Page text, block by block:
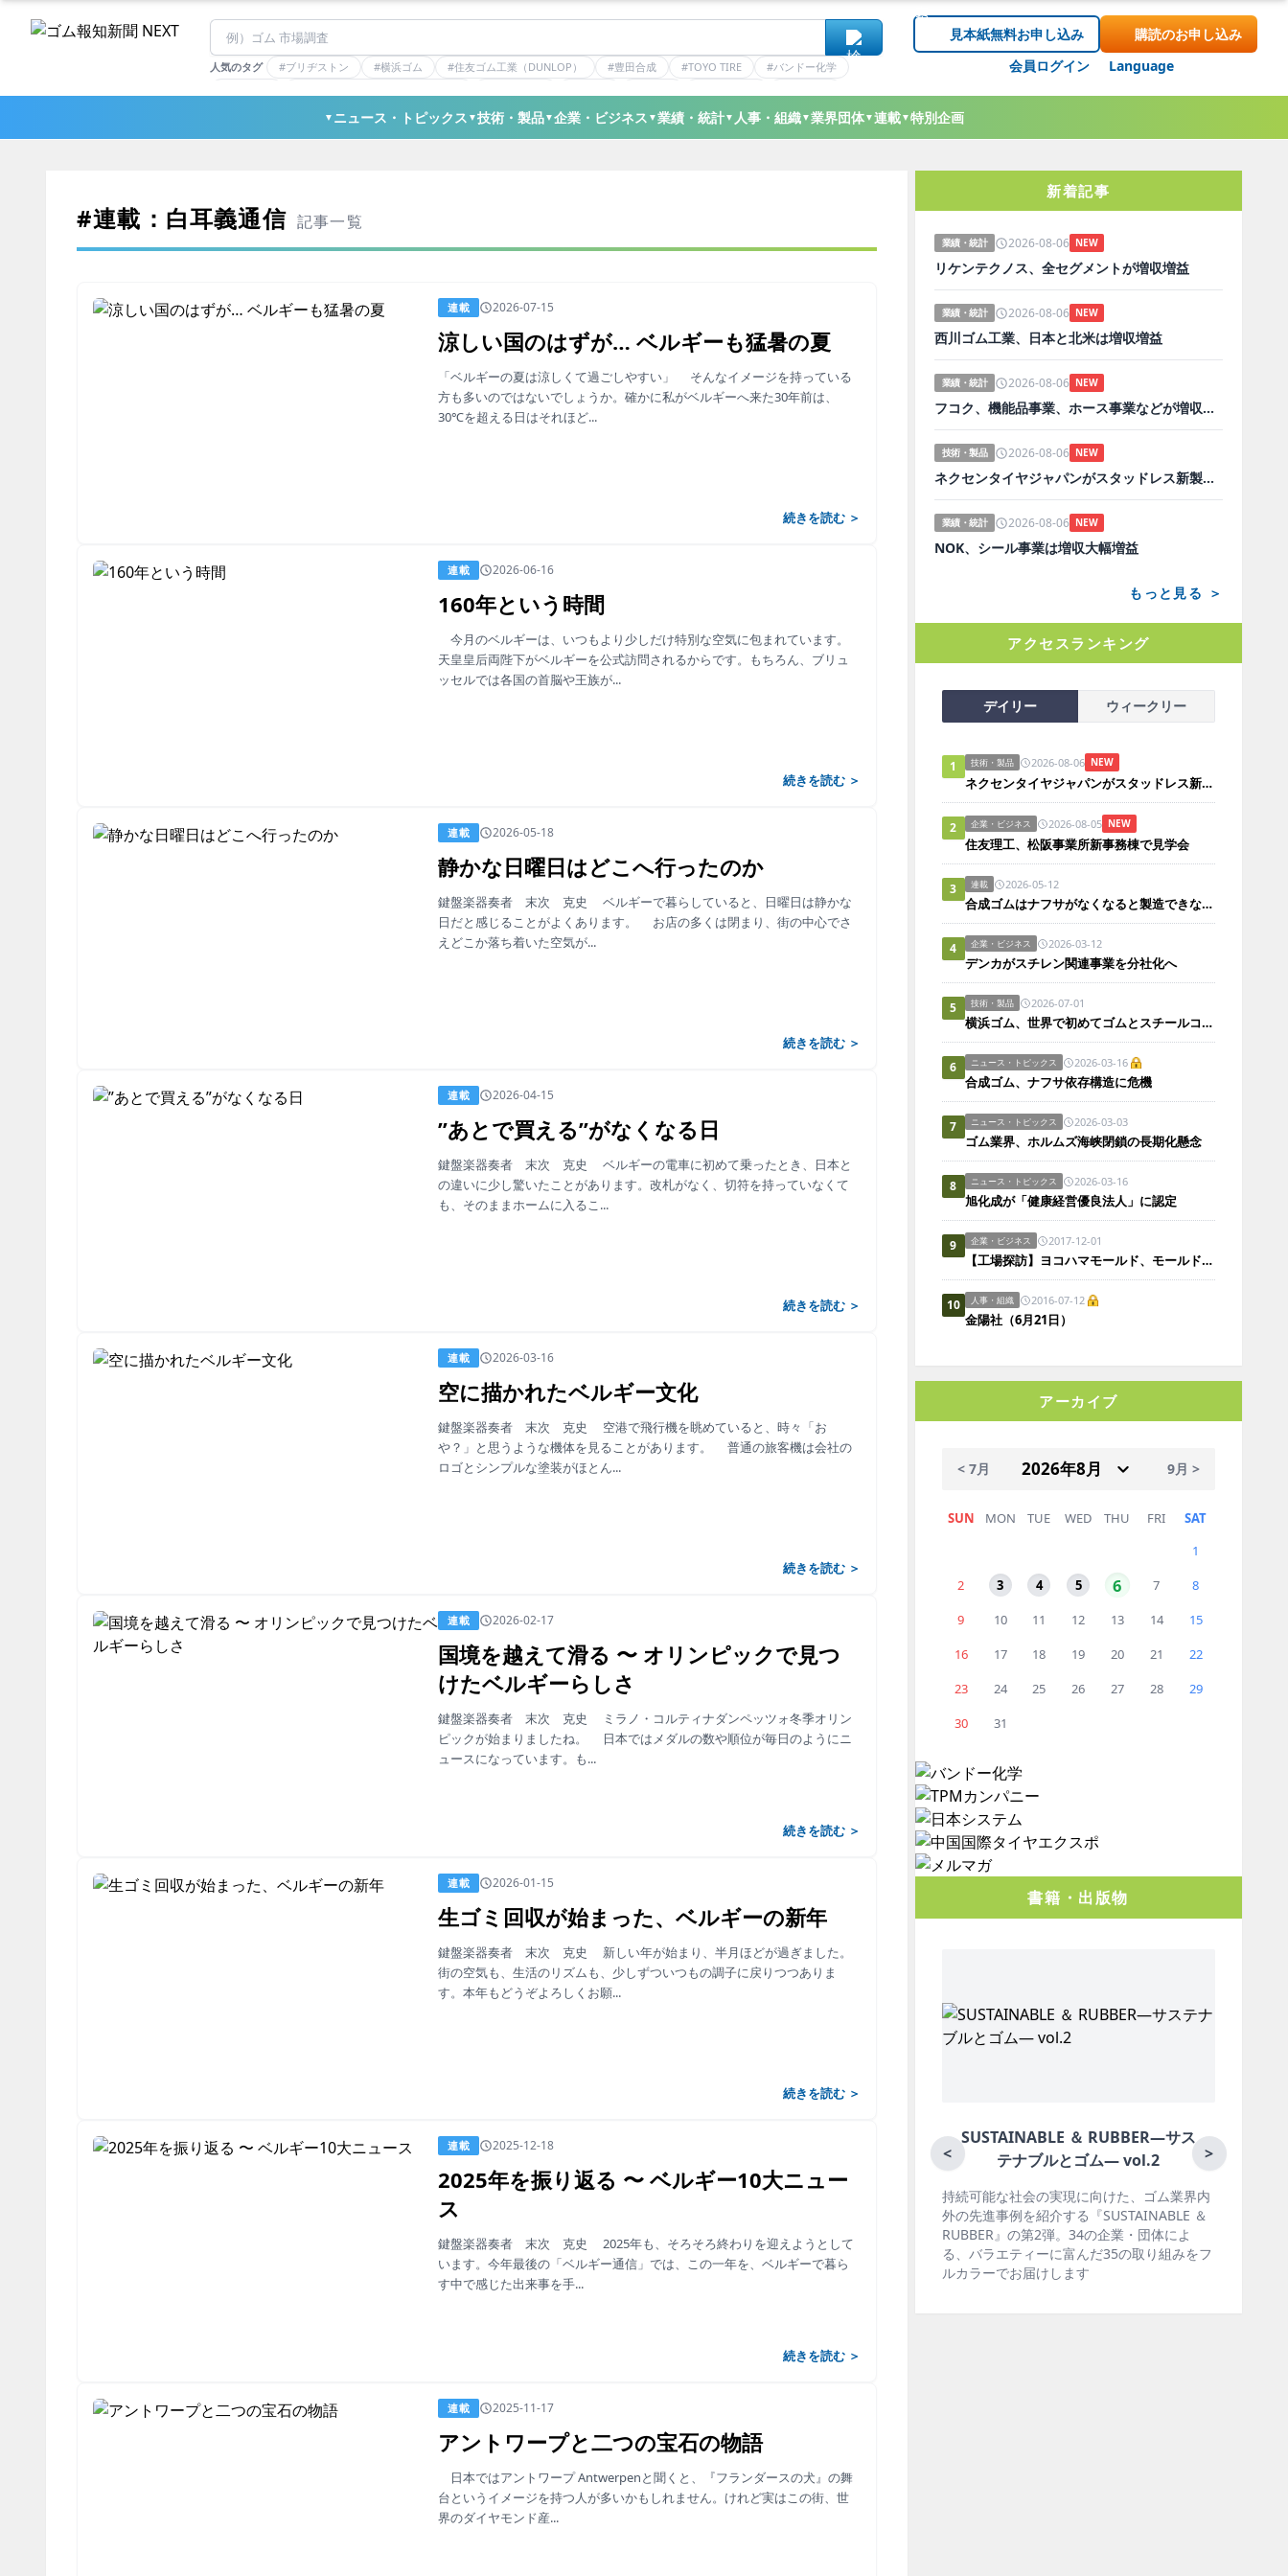
人気のタグ #ブリヂストン #横浜ゴム #住友ゴム工業（DUNLOP） #豊田合成 #TOYO TIRE
#バンドー化学
#東ソー
見本紙無料お申し込み
購読のお申し込み
会員ログイン
Language
▼ ニュース・トピックス ▼技術・製品▼企業・ビジネス ▼業績・統計▼ 人事・組織▼業界団体▼連載▼特別企画
#連載：白耳義通信 記事一覧
連載 2026-07-15
涼しい国のはずが… ベルギーも猛暑の夏
「ベルギーの夏は涼しくて過ごしやすい」 そんなイメージを持っている
方も多いのではないでしょうか。確かに私がベルギーへ来た30年前は、
30℃を超える日はそれほど...
続きを読む ＞
連載 2026-06-16
160年という時間
今月のベルギーは、いつもより少しだけ特別な空気に包まれています。
天皇皇后両陛下がベルギーを公式訪問されるからです。もちろん、ブリュ
ッセルでは各国の首脳や王族が...
続きを読む ＞
連載 2026-05-18
静かな日曜日はどこへ行ったのか
鍵盤楽器奏者 末次 克史 ベルギーで暮らしていると、日曜日は静かな
日だと感じることがよくあります。 お店の多くは閉まり、街の中心でさ
えどこか落ち着いた空気が...
続きを読む ＞
連載 2026-04-15
”あとで買える”がなくなる日
鍵盤楽器奏者 末次 克史 ベルギーの電車に初めて乗ったとき、日本と
の違いに少し驚いたことがあります。改札がなく、切符を持っていなくて
も、そのままホームに入るこ...
続きを読む ＞
連載 2026-03-16
空に描かれたベルギー文化
鍵盤楽器奏者 末次 克史 空港で飛行機を眺めていると、時々「お
や？」と思うような機体を見ることがあります。 普通の旅客機は会社の
ロゴとシンプルな塗装がほとん...
続きを読む ＞
連載 2026-02-17
国境を越えて滑る 〜 オリンピックで見つ
けたベルギーらしさ
鍵盤楽器奏者 末次 克史 ミラノ・コルティナダンペッツォ冬季オリン
ピックが始まりましたね。 日本ではメダルの数や順位が毎日のようにニ
ュースになっています。も...
続きを読む ＞
連載 2026-01-15
生ゴミ回収が始まった、ベルギーの新年
鍵盤楽器奏者 末次 克史 新しい年が始まり、半月ほどが過ぎました。
街の空気も、生活のリズムも、少しずついつもの調子に戻りつつありま
す。本年もどうぞよろしくお願...
続きを読む ＞
連載 2025-12-18
2025年を振り返る 〜 ベルギー10大ニュー
ス
鍵盤楽器奏者 末次 克史 2025年も、そろそろ終わりを迎えようとして
います。今年最後の「ベルギー通信」では、この一年を、ベルギーで暮ら
す中で感じた出来事を手...
続きを読む ＞
連載 2025-11-17
アントワープと二つの宝石の物語
日本ではアントワープ Antwerpenと聞くと、『フランダースの犬』の舞
台というイメージを持つ人が多いかもしれません。けれど実はこの街、世
界のダイヤモンド産...
新着記事
業績・統計 2026-08-06 NEW
リケンテクノス、全セグメントが増収増益
業績・統計 2026-08-06 NEW
西川ゴム工業、日本と北米は増収増益
業績・統計 2026-08-06 NEW
フコク、機能品事業、ホース事業などが増収増益
技術・製品 2026-08-06 NEW
ネクセンタイヤジャパンがスタッドレス新製品、日本市場にらみ開発
業績・統計 2026-08-06 NEW
NOK、シール事業は増収大幅増益
もっと見る ＞
アクセスランキング
デイリー ウィークリー
1 技術・製品 2026-08-06 NEW
ネクセンタイヤジャパンがスタッドレス新製品、日本市場にらみ開発
2 企業・ビジネス 2026-08-05 NEW
住友理工、松阪事業所新事務棟で見学会
3 連載 2026-05-12
合成ゴムはナフサがなくなると製造できないのか？
4 企業・ビジネス 2026-03-12
デンカがスチレン関連事業を分社化へ
5 技術・製品 2026-07-01
横浜ゴム、世界で初めてゴムとスチールコードの接着・劣化抑制メカニズムをナノレベルで解明
6 ニュース・トピックス 2026-03-16
合成ゴム、ナフサ依存構造に危機
7 ニュース・トピックス 2026-03-03
ゴム業界、ホルムズ海峡閉鎖の長期化懸念
8 ニュース・トピックス 2026-03-16
旭化成が「健康経営優良法人」に認定
9 企業・ビジネス 2017-12-01
【工場探訪】ヨコハマモールド、モールドの設計・製造・販売・調達など担う
10 人事・組織 2016-07-12
金陽社（6月21日）
アーカイブ
< 7月 9月 >
SUN MON TUE WED THU FRI
SAT
1
2
3 4 5 6 7
8
9
10 11 12 13 14
15
16
17 18 19 20 21
22
23
24 25 26 27 28
29
30
31
書籍・出版物
< >
持続可能な社会の実現に向けた、ゴム業界内
RUBBER』の第2弾。34の企業・団体によ
る、バラエティーに富んだ35の取り組みをフ
ルカラーでお届けします
月刊ラバーインダストリー／単品
ゴム報知新聞の姉妹誌。ゴム・エラストマー
製品・市場分野別の動向、新製品・技術、原
材料動向、設備・機械の紹介、インタビュ
ー、海外企業情報、統計などをコンパクトに
掲載しています。エッセイ（寄稿）も充実。